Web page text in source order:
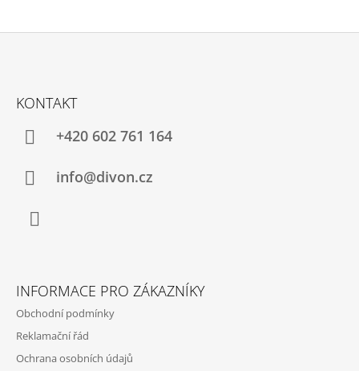
KONTAKT
+420 602 761 164
info@divon.cz
INFORMACE PRO ZÁKAZNÍKY
Obchodní podmínky
Reklamační řád
Ochrana osobních údajů